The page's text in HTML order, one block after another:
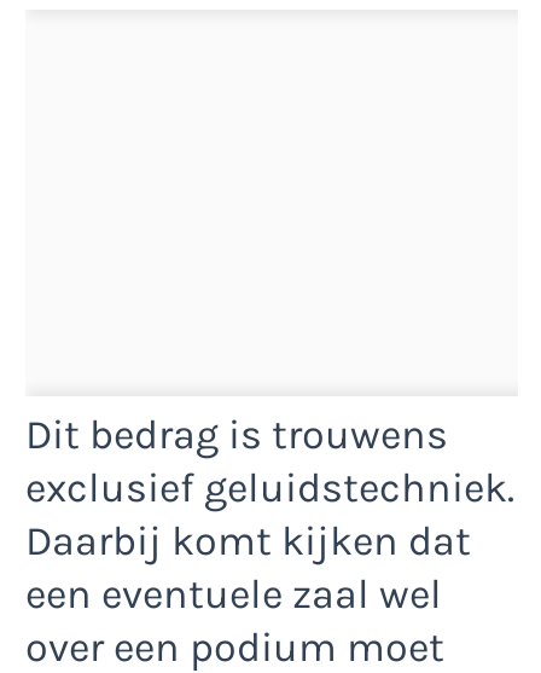
Dit bedrag is trouwens
exclusief geluidstechniek.
Daarbij komt kijken dat
een eventuele zaal wel
over een podium moet